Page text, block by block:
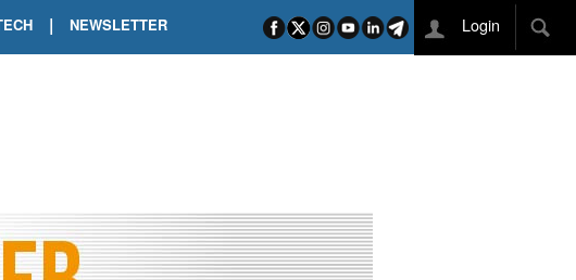
MERLETTE INCORONA CARAPAZ
TRIONFO DI PHILIPSEN SU SCHMID E KOOIJ
| NEWSLETTER Login